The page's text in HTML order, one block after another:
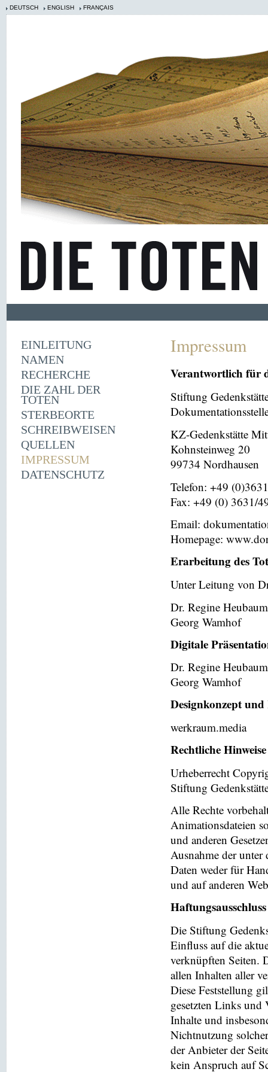
DEUTSCH ENGLISH FRANÇAIS
EINLEITUNG
NAMEN
RECHERCHE
DIE ZAHL DER
TOTEN
STERBEORTE
SCHREIBWEISEN
QUELLEN
IMPRESSUM
DATENSCHUTZ
Impressum
Verantwortlich für
Stiftung
KZ-Gedenkstätte
Kohnsteinweg 20
99734 Nordhausen
Telefon: +49
Fax: +49 (0) 3631/
Email:
Homepage:
Erarbeitung des
Unter Leitung von
Dr. Regine Heubaum
Georg Wamhof
Digitale
Dr. Regine Heubaum
Georg Wamhof
Designkonzept
werkraum.media
Rechtliche Hinweise
Urheberrecht
Stiftung
Alle Rechte
Animationsdateien
und anderen
Ausnahme der
Daten weder für
und auf anderen
Haftungsausschluss
Die Stiftung
Einfluss auf die
verknüpften Seiten.
allen Inhalten aller
Diese Feststellung
gesetzten Links und
Inhalte und
Nichtnutzung
der Anbieter der
kein Anspruch auf